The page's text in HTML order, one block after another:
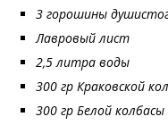
3 горошины
Лавровый лист
2,5 литра воды
300 гр Краковской
300 гр Белой колбасы